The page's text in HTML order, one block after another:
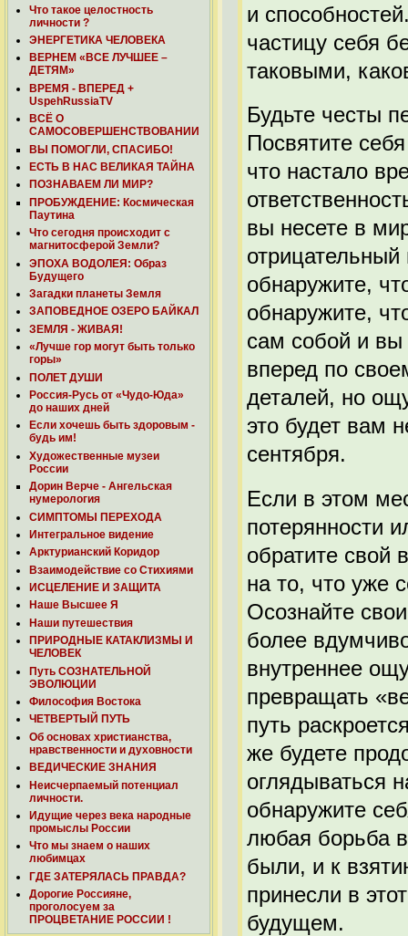
Что такое целостность
личности ?
ЭНЕРГЕТИКА ЧЕЛОВЕКА
ВЕРНЕМ «ВСЕ ЛУЧШЕЕ –
ДЕТЯМ»
ВРЕМЯ - ВПЕРЕД +
UspehRussiaTV
ВСЁ О
САМОСОВЕРШЕНСТВОВАНИИ
ВЫ ПОМОГЛИ, СПАСИБО!
ЕСТЬ В НАС ВЕЛИКАЯ ТАЙНА
ПОЗНАВАЕМ ЛИ МИР?
ПРОБУЖДЕНИЕ: Космическая
Паутина
Что сегодня происходит с
магнитосферой Земли?
ЭПОХА ВОДОЛЕЯ: Образ
Будущего
Загадки планеты Земля
ЗАПОВЕДНОЕ ОЗЕРО БАЙКАЛ
ЗЕМЛЯ - ЖИВАЯ!
«Лучше гор могут быть только
горы»
ПОЛЕТ ДУШИ
Россия-Русь от «Чудо-Юда»
до наших дней
Если хочешь быть здоровым -
будь им!
Художественные музеи
России
Дорин Верче - Ангельская
нумерология
СИМПТОМЫ ПЕРЕХОДА
Интегральное видение
Арктурианский Коридор
Взаимодействие со Стихиями
ИСЦЕЛЕНИЕ И ЗАЩИТА
Наше Высшее Я
Наши путешествия
ПРИРОДНЫЕ КАТАКЛИЗМЫ И
ЧЕЛОВЕК
Путь СОЗНАТЕЛЬНОЙ
ЭВОЛЮЦИИ
Философия Востока
ЧЕТВЕРТЫЙ ПУТЬ
Об основах христианства,
нравственности и духовности
ВЕДИЧЕСКИЕ ЗНАНИЯ
Неисчерпаемый потенциал
личности.
Идущие через века народные
промыслы России
Что мы знаем о наших
любимцах
ГДЕ ЗАТЕРЯЛАСЬ ПРАВДА?
Дорогие Россияне,
проголосуем за
ПРОЦВЕТАНИЕ РОССИИ !
и
частицу себя
таковыми,
Будьте честы
Посвятите
что настало
вы несете в
обнаружите,
обнаружите,
сам собой и вы
вперед по
деталей, но
это будет вам
сентября.
Если в этом
потерянности
обратите свой
на то, что уже
Осознайте
более
внутреннее
превращать
путь
же будете
оглядываться
обнаружите
любая борьба
были, и к
принесли в
будущем.